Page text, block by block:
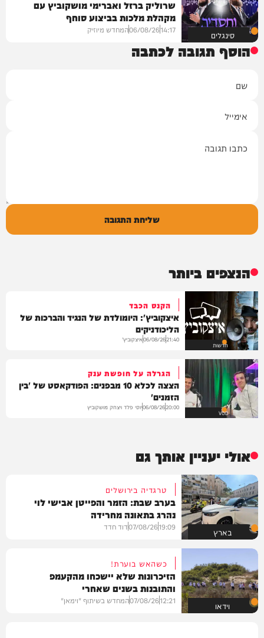
סינגלים
שרוליק ברזל ואברימי מושקוביץ עם
מקהלת מלכות בביצוע סוחף
14:17
06/08/26המחדש מיוזיק
הוסף תגובה לכתבה
שליחת התגובה
הנצפים ביותר
חדשות
הקנס הכבד
איצקוביץ': היומולדת של הנגיד והברכות של
הליכודניקים
21:40
06/08/26איצקוביץ'
VOD
הגרלה על חופשת ענק
הצצה לכלא 10 מבפנים: הפודקאסט של 'בין
הזמנים'
20:00
06/08/26יוסי פלד ויצחק מושקוביץ
אולי יעניין אותך גם
בארץ
טרגדיה בירושלים
בערב שבת: הזמר והפייטן אבישי לוי
נהרג בתאונה מחרידה
19:09
07/08/26דוד חדד
וידאו
כשהאש בוערת!
הזיכרונות שלא יישכחו מהקעמפ
והתובנות בשנים שאחרי
12:21
07/08/26המחדש בשיתוף "וימאן"